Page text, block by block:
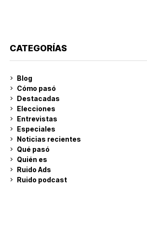
CATEGORÍAS
Blog
Cómo pasó
Destacadas
Elecciones
Entrevistas
Especiales
Noticias recientes
Qué pasó
Quién es
Ruido Ads
Ruido podcast